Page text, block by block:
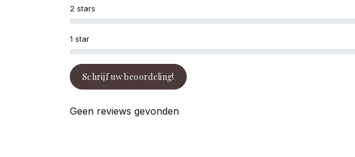
1 star
2 stars
Schrijf uw beoordeling!
Geen reviews gevonden